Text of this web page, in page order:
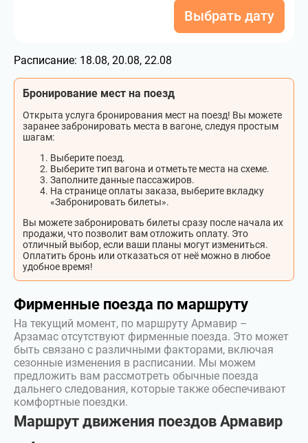
Выбрать дату
Расписание: 18.08, 20.08, 22.08
Бронирование мест на поезд
Открыта услуга бронирования мест на поезд! Вы можете
заранее забронировать места в вагоне, следуя простым
шагам:
Выберите поезд.
Выберите тип вагона и отметьте места на схеме.
Заполните данные пассажиров.
На странице оплаты заказа, выберите вкладку
«Забронировать билеты».
Вы можете забронировать билеты сразу после начала их
продажи, что позволит вам отложить оплату. Это
отличный выбор, если ваши планы могут измениться.
Оплатить бронь или отказаться от неё можно в любое
удобное время!
Фирменные поезда по маршруту
На текущий момент, по маршруту Армавир –
Арзамас отсутствуют фирменные поезда. Это может
быть связано с различными факторами, включая
сезонные изменения в расписании. Мы можем
предложить вам рассмотреть обычные поезда
дальнего следования, которые также обеспечивают
комфортные поездки.
Маршрут движения поездов Армавир